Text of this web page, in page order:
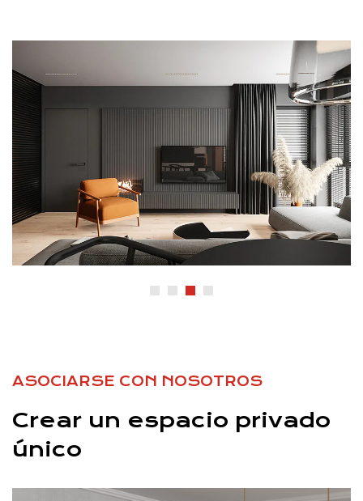
ASOCIARSE CON NOSOTROS
Crear un espacio privado
único